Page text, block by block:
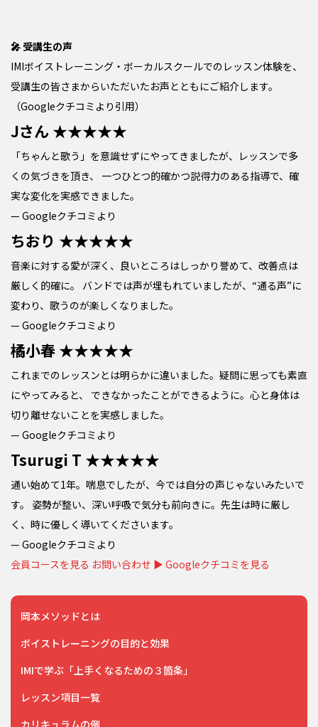
🎤 受講生の声
IMIボイストレーニング・ボーカルスクールでのレッスン体験を、
受講生の皆さまからいただいたお声とともにご紹介します。
（Googleクチコミより引用）
Jさん ★★★★★
「ちゃんと歌う」を意識せずにやってきましたが、レッスンで多
くの気づきを頂き、 一つひとつ的確かつ説得力のある指導で、確
実な変化を実感できました。
— Googleクチコミより
ちおり ★★★★★
音楽に対する愛が深く、良いところはしっかり誉めて、改善点は
厳しく的確に。 バンドでは声が埋もれていましたが、“通る声”に
変わり、歌うのが楽しくなりました。
— Googleクチコミより
橘小春 ★★★★★
これまでのレッスンとは明らかに違いました。疑問に思っても素直
にやってみると、 できなかったことができるように。心と身体は
切り離せないことを実感しました。
— Googleクチコミより
Tsurugi T ★★★★★
通い始めて1年。喘息でしたが、今では自分の声じゃないみたいで
す。 姿勢が整い、深い呼吸で気分も前向きに。先生は時に厳し
く、時に優しく導いてくださいます。
— Googleクチコミより
会員コースを見る お問い合わせ ▶ Googleクチコミを見る
岡本メソッドとは
ボイストレーニングの目的と効果
IMIで学ぶ「上手くなるための３箇条」
レッスン項目一覧